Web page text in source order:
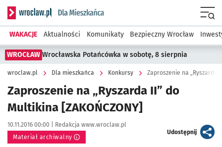
Serwis informacyjny wroclaw.pl podserwis: Dla mieszkańca
WAKACJE Aktualności Komunikaty Bezpieczny Wrocław
WROCŁAW Wrocławska Potańcówka w sobotę, 8 sierpnia
wroclaw.pl Dla mieszkańca Konkursy Zaproszenie na „Ryszarda
Zaproszenie na „Ryszarda II” do
Multikina [ZAKOŃCZONY]
Data publikacji:
10.11.2016 00:00 | Autor:
Redakcja www.wroclaw.pl
Materiał archiwalny
Udostępnijartykuł